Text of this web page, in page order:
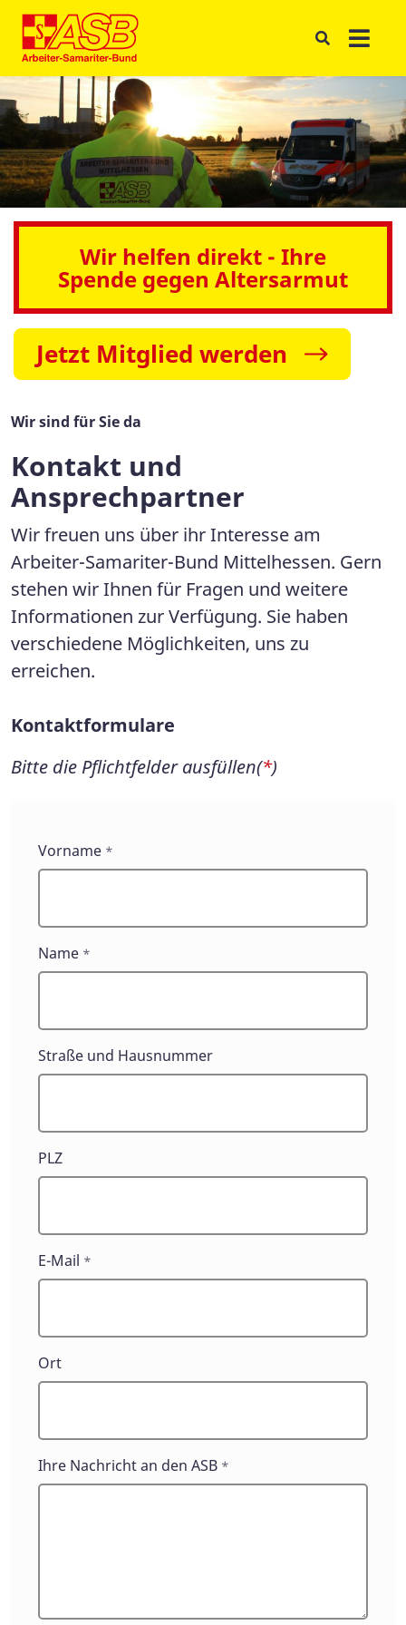
Wir helfen direkt - Ihre
Spende gegen Altersarmut
Jetzt Mitglied werden
Wir sind für Sie da
Kontakt und
Ansprechpartner
Wir freuen uns über ihr Interesse am
Arbeiter-Samariter-Bund Mittelhessen. Gern
stehen wir Ihnen für Fragen und weitere
Informationen zur Verfügung. Sie haben
verschiedene Möglichkeiten, uns zu
erreichen.
Kontaktformulare
Bitte die Pflichtfelder ausfüllen(*)
Kontaktformulare
Vorname *
Name *
Straße und Hausnummer
PLZ
E-Mail *
Ort
Ihre Nachricht an den ASB *